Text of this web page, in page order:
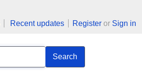
Sign in
Register or
Recent updates
Search